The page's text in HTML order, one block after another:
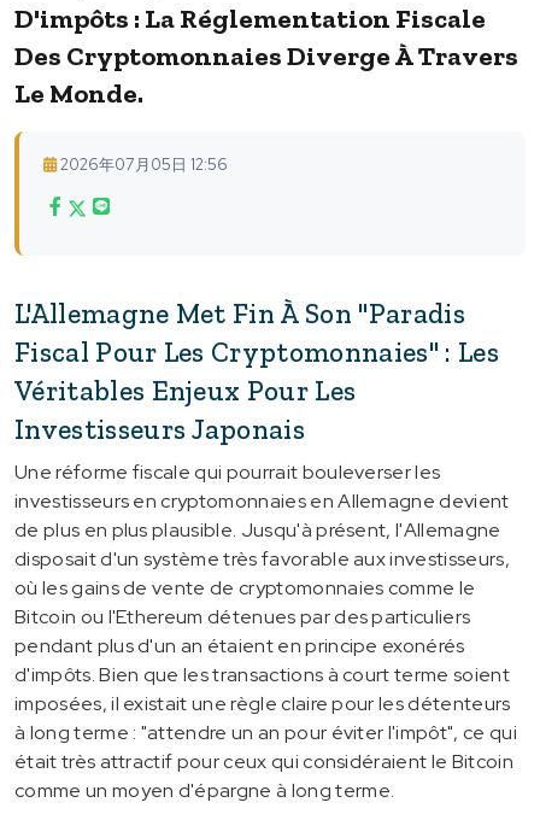
D'impôts : La Réglementation Fiscale
Des Cryptomonnaies Diverge À Travers
Le Monde.
2026年07月05日 12:56
L'Allemagne Met Fin À Son "paradis
Fiscal Pour Les Cryptomonnaies" : Les
Véritables Enjeux Pour Les
Investisseurs Japonais
Une réforme fiscale qui pourrait bouleverser les
investisseurs en cryptomonnaies en Allemagne devient
de plus en plus plausible. Jusqu'à présent, l'Allemagne
disposait d'un système très favorable aux investisseurs,
où les gains de vente de cryptomonnaies comme le
Bitcoin ou l'Ethereum détenues par des particuliers
pendant plus d'un an étaient en principe exonérés
d'impôts. Bien que les transactions à court terme soient
imposées, il existait une règle claire pour les détenteurs
à long terme : "attendre un an pour éviter l'impôt", ce qui
était très attractif pour ceux qui considéraient le Bitcoin
comme un moyen d'épargne à long terme.